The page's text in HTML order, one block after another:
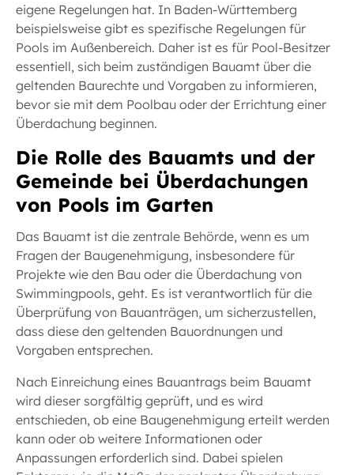
eigene Regelungen hat. In Baden-Württemberg
beispielsweise gibt es spezifische Regelungen für
Pools im Außenbereich. Daher ist es für Pool-Besitzer
essentiell, sich beim zuständigen Bauamt über die
geltenden Baurechte und Vorgaben zu informieren,
bevor sie mit dem Poolbau oder der Errichtung einer
Überdachung beginnen.
Die Rolle des Bauamts und der
Gemeinde bei Überdachungen
von Pools im Garten
Das Bauamt ist die zentrale Behörde, wenn es um
Fragen der Baugenehmigung, insbesondere für
Projekte wie den Bau oder die Überdachung von
Swimmingpools, geht. Es ist verantwortlich für die
Überprüfung von Bauanträgen, um sicherzustellen,
dass diese den geltenden Bauordnungen und
Vorgaben entsprechen.
Nach Einreichung eines Bauantrags beim Bauamt
wird dieser sorgfältig geprüft, und es wird
entschieden, ob eine Baugenehmigung erteilt werden
kann oder ob weitere Informationen oder
Anpassungen erforderlich sind. Dabei spielen